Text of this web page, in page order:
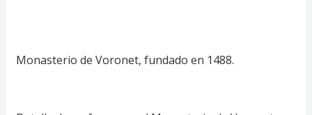
Monasterio de Voronet, fundado en 1488.